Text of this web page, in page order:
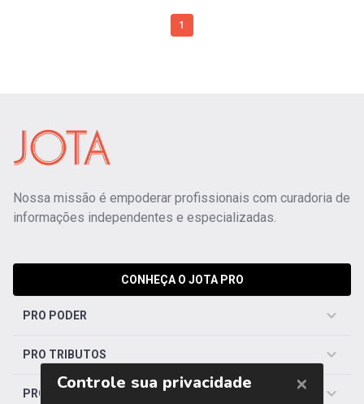
1
Nossa missão é empoderar profissionais com curadoria de
informações independentes e especializadas.
CONHEÇA O JOTA PRO
PRO PODER
PRO TRIBUTOS
PRO TRABALHISTA